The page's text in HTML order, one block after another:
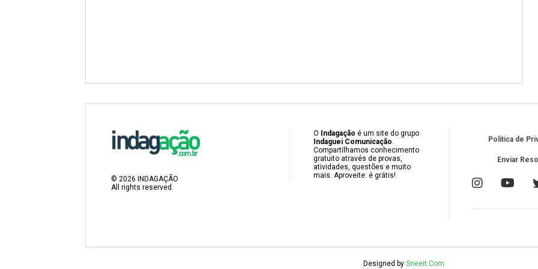
© 2026 INDAGAÇÃO
All rights reserved.
O Indagação é um site do grupo
Indaguei Comunicação.
Compartilhamos conhecimento
gratuito através de provas,
atividades, questões e muito
mais. Aproveite: é grátis!
Política de
Enviar
Designed by Sneeit.Com